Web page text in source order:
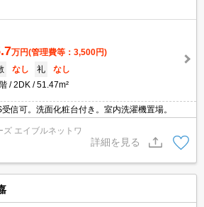
万円(管理費等：3,500円)
なし 礼
なし
2DK 51.47m²
信可。洗面化粧台付き。室内洗濯機置場。
エイブルネットワ
詳細を見る